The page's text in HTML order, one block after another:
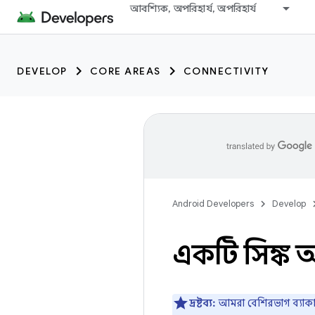
আবশ্যিক, অপরিহার্য, অপরিহার্য
DEVELOP CORE AREAS CONNECTIVITY
Android Developers Develop
একটি সিঙ্ক
দ্রষ্টব্য: আমরা বেশিরভাগ